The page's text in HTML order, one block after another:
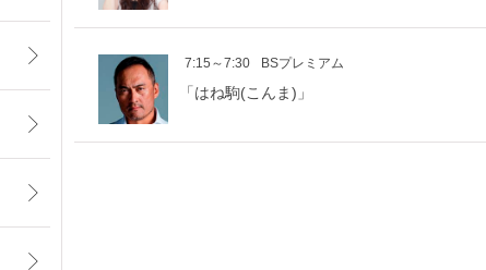
7:15～7:30 BSプレミアム
「はね駒(こんま)」